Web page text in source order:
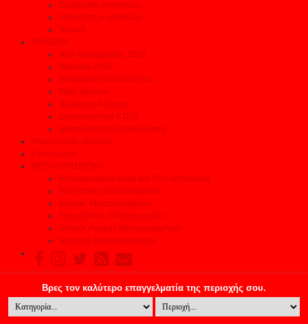
Συμβουλές οικονομίας
Οδηγείστε με ασφάλεια
Τεχνικά
ΧΡΗΣΙΜΑ
Τέλη κυκλοφορίας 2026
Τεκμήρια 2026
Μεταβίβαση αυτοκινήτου
Τιμές Διοδίων
Τηλέφωνα Ανάγκης
Δικαιολογητικά ΚΤΕΟ
Δικαιολογητικά Ανακύκλωσης
Ηλεκτρονικές εκδόσεις
Επικοινωνία
ΜΕΤΑΧΕΙΡΙΣΜΕΝΟ
Μεταχειρισμένα μέχρι και 35% φτηνότερα
Αναζήτηση μεταχειρισμένου
Δοκιμές Μεταχειρισμένων
Αγοράζοντας Μεταχειρισμένο
Οδηγός Αγοράς Μεταχειρισμένου
Έμποροι Μεταχειρισμένων